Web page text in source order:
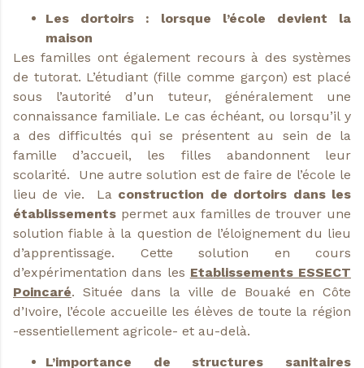
Les dortoirs : lorsque l’école devient la
maison
Les familles ont également recours à des systèmes
de tutorat. L’étudiant (fille comme garçon) est placé
sous l’autorité d’un tuteur, généralement une
connaissance familiale. Le cas échéant, ou lorsqu’il y
a des difficultés qui se présentent au sein de la
famille d’accueil, les filles abandonnent leur
scolarité. Une autre solution est de faire de l’école le
lieu de vie. La construction de dortoirs dans les
établissements permet aux familles de trouver une
solution fiable à la question de l’éloignement du lieu
d’apprentissage. Cette solution en cours
d’expérimentation dans les Etablissements ESSECT
Poincaré. Située dans la ville de Bouaké en Côte
d’Ivoire, l’école accueille les élèves de toute la région
-essentiellement agricole- et au-delà.
L’importance de structures sanitaires